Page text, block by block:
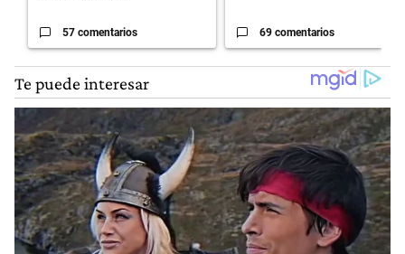
57 comentarios 69 comentarios